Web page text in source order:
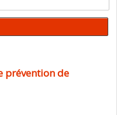
prévention de